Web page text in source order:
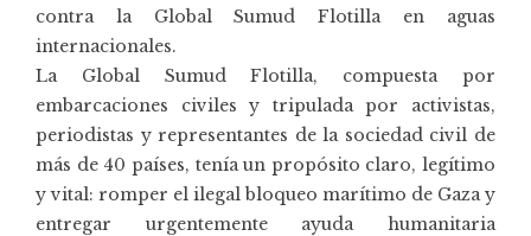
contra la Global Sumud Flotilla en aguas
internacionales.
La Global Sumud Flotilla, compuesta por
embarcaciones civiles y tripulada por activistas,
periodistas y representantes de la sociedad civil de
más de 40 países, tenía un propósito claro, legítimo
y vital: romper el ilegal bloqueo marítimo de Gaza y
entregar urgentemente ayuda humanitaria